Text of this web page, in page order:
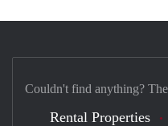
Couldn't find anything?
Rental Properties